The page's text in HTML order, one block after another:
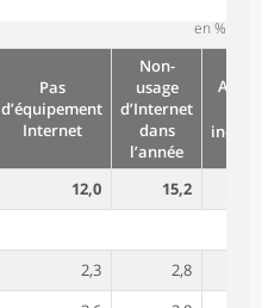
en %
Pas
d’équipement
Internet
Non-
usage
d’Internet
dans
l’année
Au
12,0 15,2
2,3
2,8